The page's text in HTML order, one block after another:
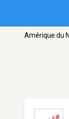
Amérique du